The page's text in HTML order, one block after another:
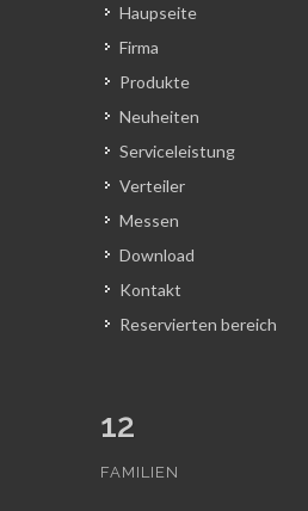
Haupseite
Firma
Produkte
Neuheiten
Serviceleistung
Verteiler
Messen
Download
Kontakt
Reservierten bereich
12
FAMILIEN